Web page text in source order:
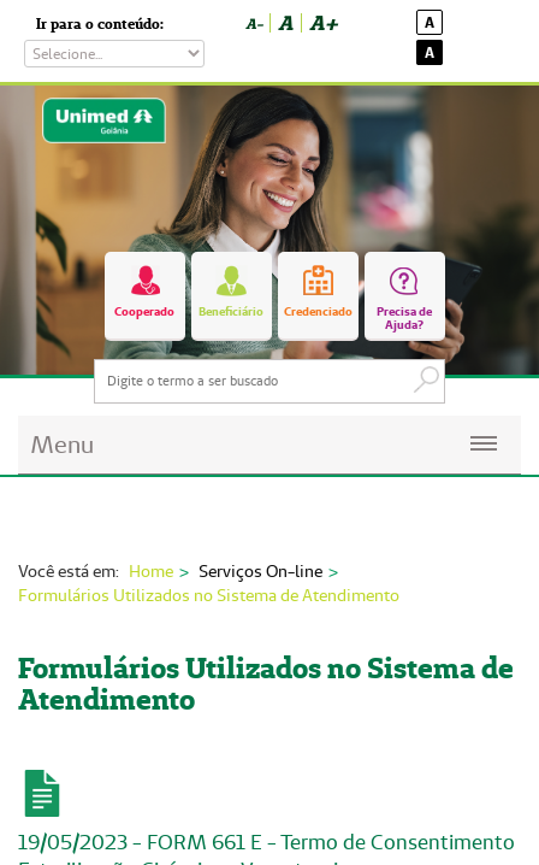
Ir para o conteúdo: A- A A+
A
A
Cooperado Beneficiário Credenciado
Precisa de
Ajuda?
Menu
Serviços On-line
Imprensa
Institucional
Você está em: Home
Serviços On-line
Formulários Utilizados no Sistema de Atendimento
Formulários Utilizados no Sistema de
Atendimento
19/05/2023 - FORM 661 E - Termo de Consentimento